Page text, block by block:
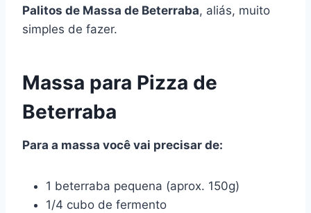
Palitos de Massa de Beterraba, aliás, muito
simples de fazer.
Massa para Pizza de
Beterraba
Para a massa você vai precisar de:
1 beterraba pequena (aprox. 150g)
1/4 cubo de fermento